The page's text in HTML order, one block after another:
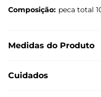
Composição: peca total
Medidas do Produto
Cuidados